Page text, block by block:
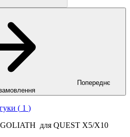
Попереднє
( 1 )
для QUEST X5/X10